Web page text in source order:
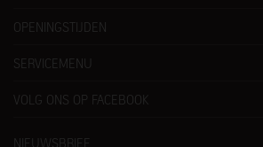
OPENINGSTIJDEN
SERVICEMENU
VOLG ONS OP FACEBOOK
NIEUWSBRIEF